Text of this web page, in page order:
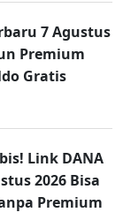
7 Agustus
Premium
Gratis
Link DANA
2026 Bisa
Premium